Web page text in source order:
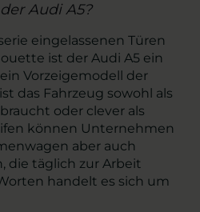
Audi A5?
eingelassenen Türen
ist der Audi A5 ein
Vorzeigemodell der
das Fahrzeug sowohl als
oder clever als
können Unternehmen
aber auch
die täglich zur Arbeit
handelt es sich um